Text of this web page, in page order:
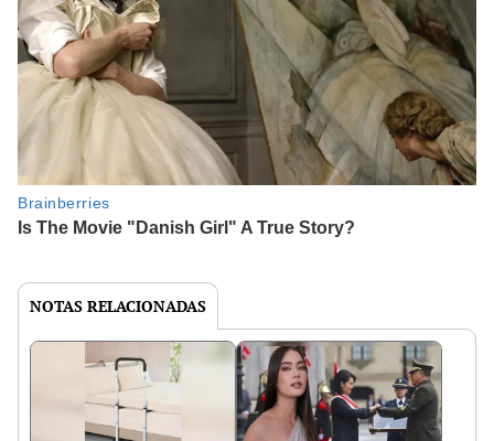
NOTAS RELACIONADAS